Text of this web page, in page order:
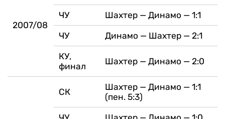
2007/08
ЧУ Шахтер — Динамо — 1:1
ЧУ Динамо — Шахтер — 2:1
КУ,
финал
Шахтер — Динамо — 2:0
СК
Шахтер — Динамо — 1:1
(пен. 5:3)